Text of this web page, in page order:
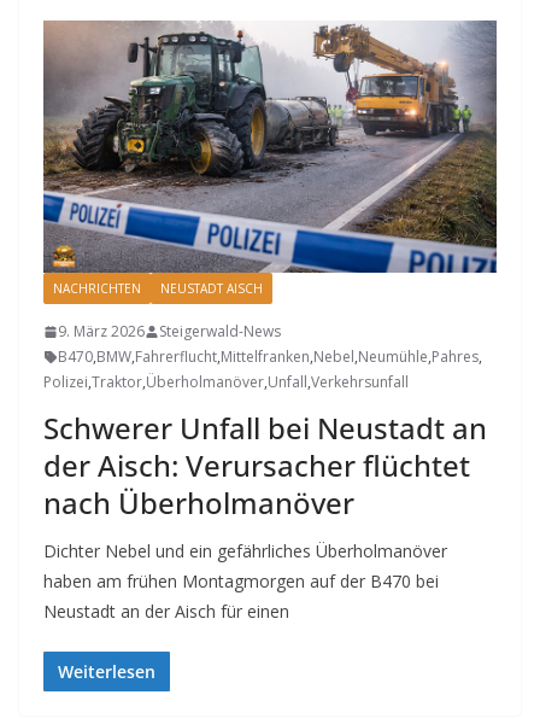
NACHRICHTEN NEUSTADT AISCH
9. März 2026
Steigerwald-News
B470,BMW,Fahrerflucht,Mittelfranken,Nebel,Neumühle,Pahres,
Polizei,Traktor,Überholmanöver,Unfall,Verkehrsunfall
Schwerer Unfall bei Neustadt an
der Aisch: Verursacher flüchtet
nach Überholmanöver
Dichter Nebel und ein gefährliches Überholmanöver
haben am frühen Montagmorgen auf der B470 bei
Neustadt an der Aisch für einen
Weiterlesen